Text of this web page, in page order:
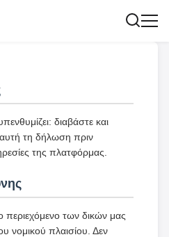
διαβάστε και
τη δήλωση πριν
της πλατφόρμας.
περιεχόμενο των δικών μας
νομικού πλαισίου. Δεν